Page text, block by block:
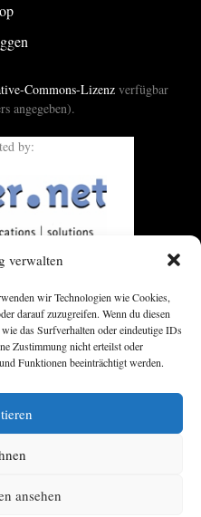
verwalten
wir Technologien wie Cookies,
darauf zuzugreifen. Wenn du diesen
das Surfverhalten oder eindeutige IDs
Zustimmung nicht erteilst oder
Funktionen beeinträchtigt werden.
ansehen
Commons-Lizenzverfügbar
angegeben).
by: